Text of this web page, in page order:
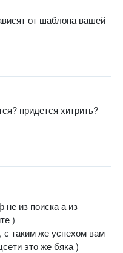
от шаблона вашей
придется хитрить?
не из поиска а из
)
с таким же успехом вам
это же бяка )